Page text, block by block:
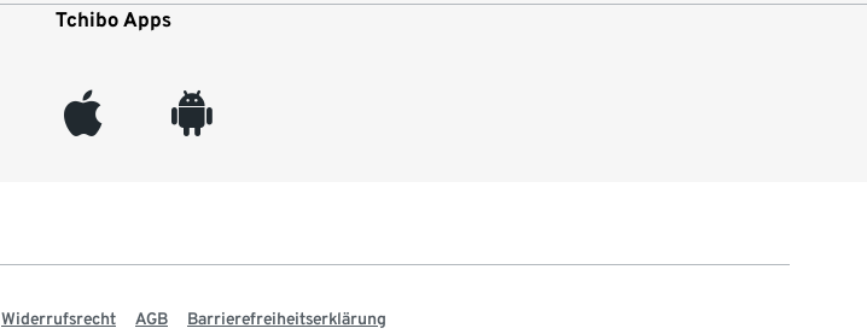
Tchibo Apps
appleinc android
Widerrufsrecht AGB Barrierefreiheitserklärung